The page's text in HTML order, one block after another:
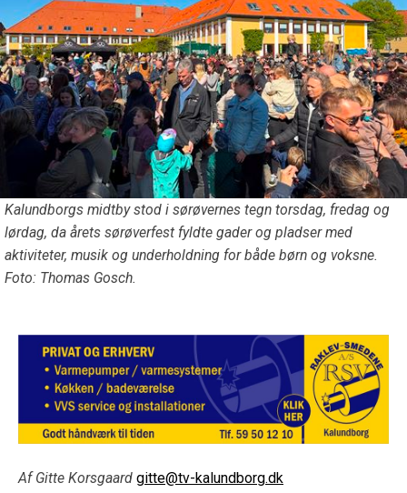
Kalundborgs midtby stod i sørøvernes tegn torsdag, fredag og
lørdag, da årets sørøverfest fyldte gader og pladser med
aktiviteter, musik og underholdning for både børn og voksne.
Foto: Thomas Gosch.
Af Gitte Korsgaard gitte@tv-kalundborg.dk